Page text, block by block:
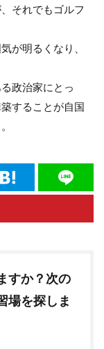
それでもゴルフ
が明るくなり、
政治家にとっ
することが自国
すか？次の
場を探しま